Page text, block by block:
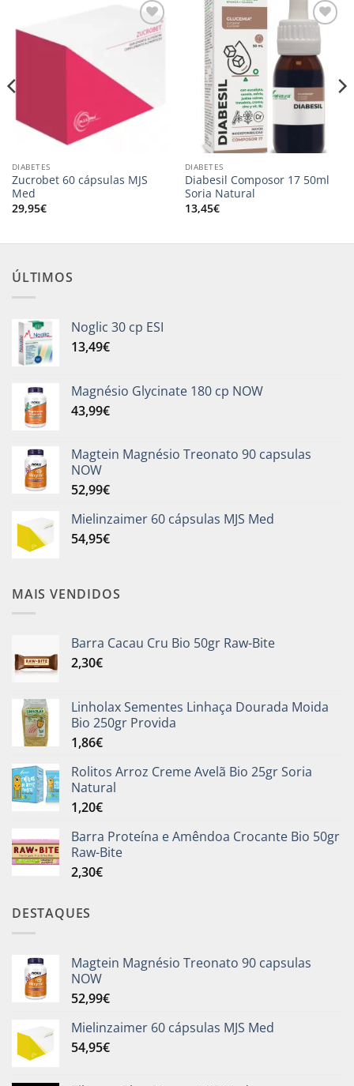
Adicionar
aos
DIABETES
Zucrobet 60 cápsulas MJS
Med
29,95€
Adicionar
meus
desejos
DIABETES
Diabesil Composor 17 50ml
Soria Natural
13,45€
ÚLTIMOS
Noglic 30 cp ESI
13,49€
Magnésio Glycinate 180 cp NOW
43,99€
Magtein Magnésio Treonato 90 capsulas
NOW
52,99€
Mielinzaimer 60 cápsulas MJS Med
54,95€
MAIS VENDIDOS
Barra Cacau Cru Bio 50gr Raw-Bite
2,30€
Linholax Sementes Linhaça Dourada Moida
Bio 250gr Provida
1,86€
Rolitos Arroz Creme Avelã Bio 25gr Soria
Natural
1,20€
Barra Proteína e Amêndoa Crocante Bio 50gr
Raw-Bite
2,30€
DESTAQUES
Magtein Magnésio Treonato 90 capsulas
NOW
52,99€
Mielinzaimer 60 cápsulas MJS Med
54,95€